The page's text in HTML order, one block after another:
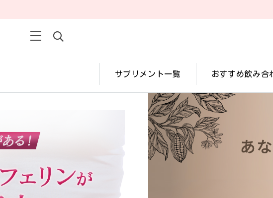
サプリメント一覧 おすすめ飲み合